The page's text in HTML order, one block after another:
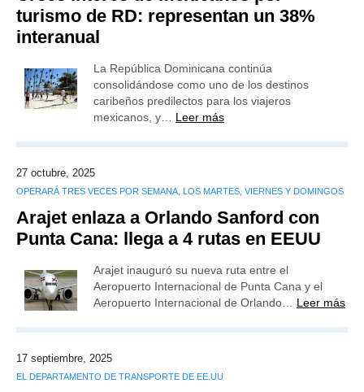
turismo de RD: representan un 38%
interanual
La República Dominicana continúa
consolidándose como uno de los destinos
caribeños predilectos para los viajeros
mexicanos, y… Leer más
27 octubre, 2025
OPERARÁ TRES VECES POR SEMANA, LOS MARTES, VIERNES Y DOMINGOS
Arajet enlaza a Orlando Sanford con
Punta Cana: llega a 4 rutas en EEUU
Arajet inauguró su nueva ruta entre el
Aeropuerto Internacional de Punta Cana y el
Aeropuerto Internacional de Orlando… Leer más
17 septiembre, 2025
EL DEPARTAMENTO DE TRANSPORTE DE EE.UU